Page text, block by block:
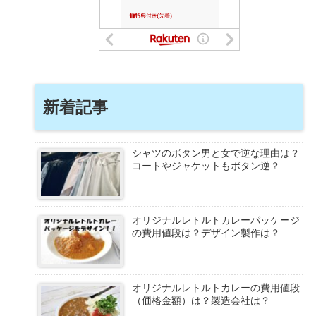
新着記事
シャツのボタン男と女で逆な理由は？
コートやジャケットもボタン逆？
オリジナルレトルトカレーパッケージ
の費用値段は？デザイン製作は？
オリジナルレトルトカレーの費用値段
（価格金額）は？製造会社は？